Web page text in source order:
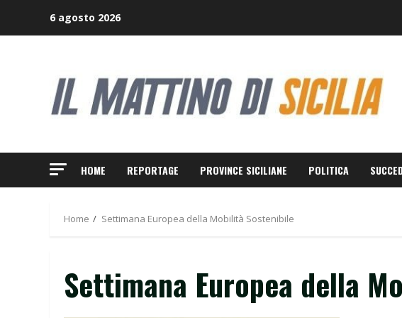
6 agosto 2026
HOME REPORTAGE PROVINCE SICILIANE POLITICA
Home Settimana Europea della Mobilità Sostenibile
Settimana Europea della